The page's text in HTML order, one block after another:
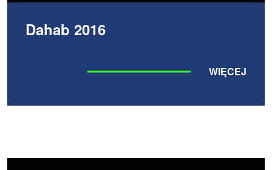
Dahab 2016
WIĘCEJ